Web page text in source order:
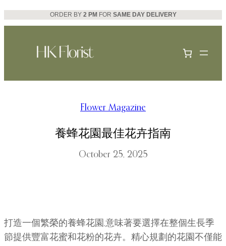
Skip
to
ORDER BY 2 PM FOR SAME DAY DELIVERY
Flower Magazine
養蜂花園最佳花卉指南
October 25, 2025
打造一個繁榮的養蜂花園,意味著要選擇在整個生長季
節提供豐富花蜜和花粉的花卉。精心規劃的花園不僅能